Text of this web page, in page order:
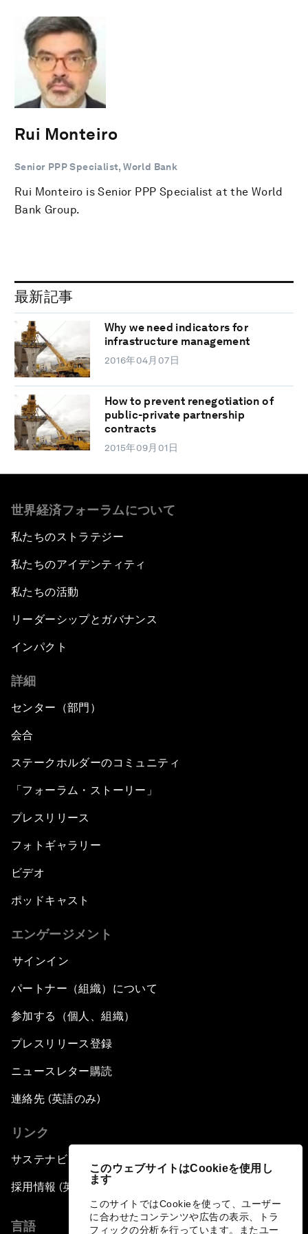
このウェブサイトはCookieを使用し
ます
このサイトではCookieを使って、ユーザー
に合わせたコンテンツや広告の表示、トラ
フィックの分析を行っています。またユー
Rui Monteiro
Senior PPP Specialist, World Bank
Rui Monteiro is Senior PPP Specialist at the World
Bank Group.
最新記事
Why we need indicators for
infrastructure management
2016年04月07日
How to prevent renegotiation of
public-private partnership
contracts
2015年09月01日
世界経済フォーラムについて
私たちのストラテジー
私たちのアイデンティティ
私たちの活動
リーダーシップとガバナンス
インパクト
詳細
センター（部門）
会合
ステークホルダーのコミュニティ
「フォーラム・ストーリー」
プレスリリース
フォトギャラリー
ビデオ
ポッドキャスト
エンゲージメント
サインイン
パートナー（組織）について
参加する（個人、組織）
プレスリリース登録
ニュースレター購読
連絡先 (英語のみ)
リンク
サステナビリティへの取り組み
採用情報 (英語のみ)
言語